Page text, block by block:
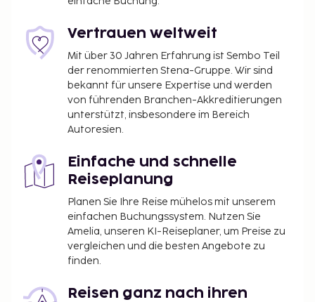
Vertrauen weltweit
Mit über 30 Jahren Erfahrung ist Sembo Teil
der renommierten Stena-Gruppe. Wir sind
bekannt für unsere Expertise und werden
von führenden Branchen-Akkreditierungen
unterstützt, insbesondere im Bereich
Autoresien.
Einfache und schnelle
Reiseplanung
Planen Sie Ihre Reise mühelos mit unserem
einfachen Buchungssystem. Nutzen Sie
Amelia, unseren KI-Reiseplaner, um Preise zu
vergleichen und die besten Angebote zu
finden.
Reisen ganz nach ihren